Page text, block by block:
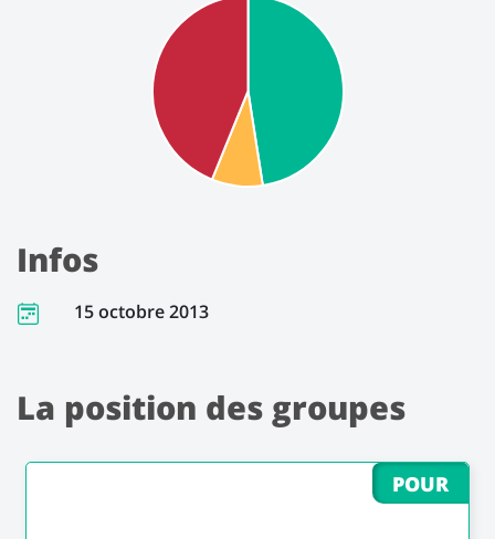
Infos
15 octobre 2013
La position des groupes
POUR